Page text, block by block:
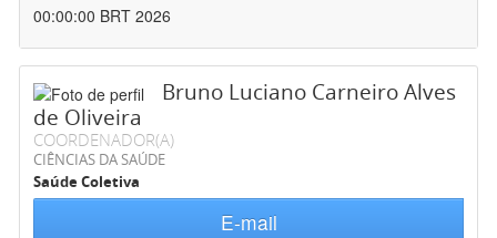
00:00:00 BRT 2026
Bruno Luciano Carneiro Alves
de Oliveira
COORDENADOR(A)
CIÊNCIAS DA SAÚDE
Saúde Coletiva
E-mail